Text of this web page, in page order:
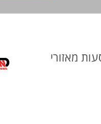
>
מאזורי